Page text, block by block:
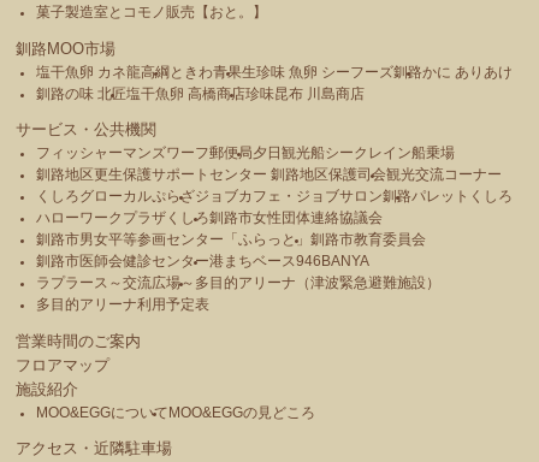
菓子製造室とコモノ販売【おと。】
釧路MOO市場
塩干魚卵 カネ龍高綱 ときわ青果生珍味 魚卵 シーフーズ釧路かに ありあけ
釧路の味 北匠塩干魚卵 高橋商店珍味昆布 川島商店
サービス・公共機関
フィッシャーマンズワーフ郵便局夕日観光船シークレイン船乗場
釧路地区更生保護サポートセンター 釧路地区保護司会観光交流コーナー
くしろグローカルぷらざジョブカフェ・ジョブサロン釧路パレットくしろ
ハローワークプラザくしろ釧路市女性団体連絡協議会
釧路市男女平等参画センター「ふらっと」釧路市教育委員会
釧路市医師会健診センター港まちベース946BANYA
ラプラース～交流広場～ 多目的アリーナ（津波緊急避難施設）
多目的アリーナ利用予定表
営業時間のご案内
フロアマップ
施設紹介
MOO&EGGについて MOO&EGGの見どころ
アクセス・近隣駐車場